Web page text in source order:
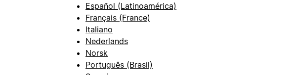
Español (Latinoamérica)
Français (France)
Italiano
Nederlands
Norsk
Português (Brasil)